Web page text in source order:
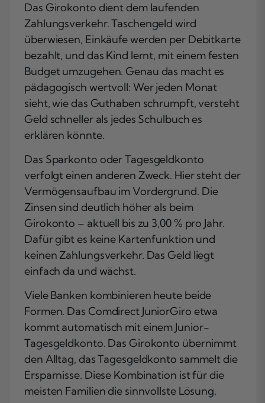
Das Girokonto dient dem laufenden
Zahlungsverkehr. Taschengeld wird
überwiesen, Einkäufe werden per Debitkarte
bezahlt, und das Kind lernt, mit einem festen
Budget umzugehen. Genau das macht es
pädagogisch wertvoll: Wer jeden Monat
sieht, wie das Guthaben schrumpft, versteht
Geld schneller als jedes Schulbuch es
erklären könnte.
Das Sparkonto oder Tagesgeldkonto
verfolgt einen anderen Zweck. Hier steht der
Vermögensaufbau im Vordergrund. Die
Zinsen sind deutlich höher als beim
Girokonto – aktuell bis zu 3,00 % pro Jahr.
Dafür gibt es keine Kartenfunktion und
keinen Zahlungsverkehr. Das Geld liegt
einfach da und wächst.
Viele Banken kombinieren heute beide
Formen. Das Comdirect JuniorGiro etwa
kommt automatisch mit einem Junior-
Tagesgeldkonto. Das Girokonto übernimmt
den Alltag, das Tagesgeldkonto sammelt die
Ersparnisse. Diese Kombination ist für die
meisten Familien die sinnvollste Lösung.